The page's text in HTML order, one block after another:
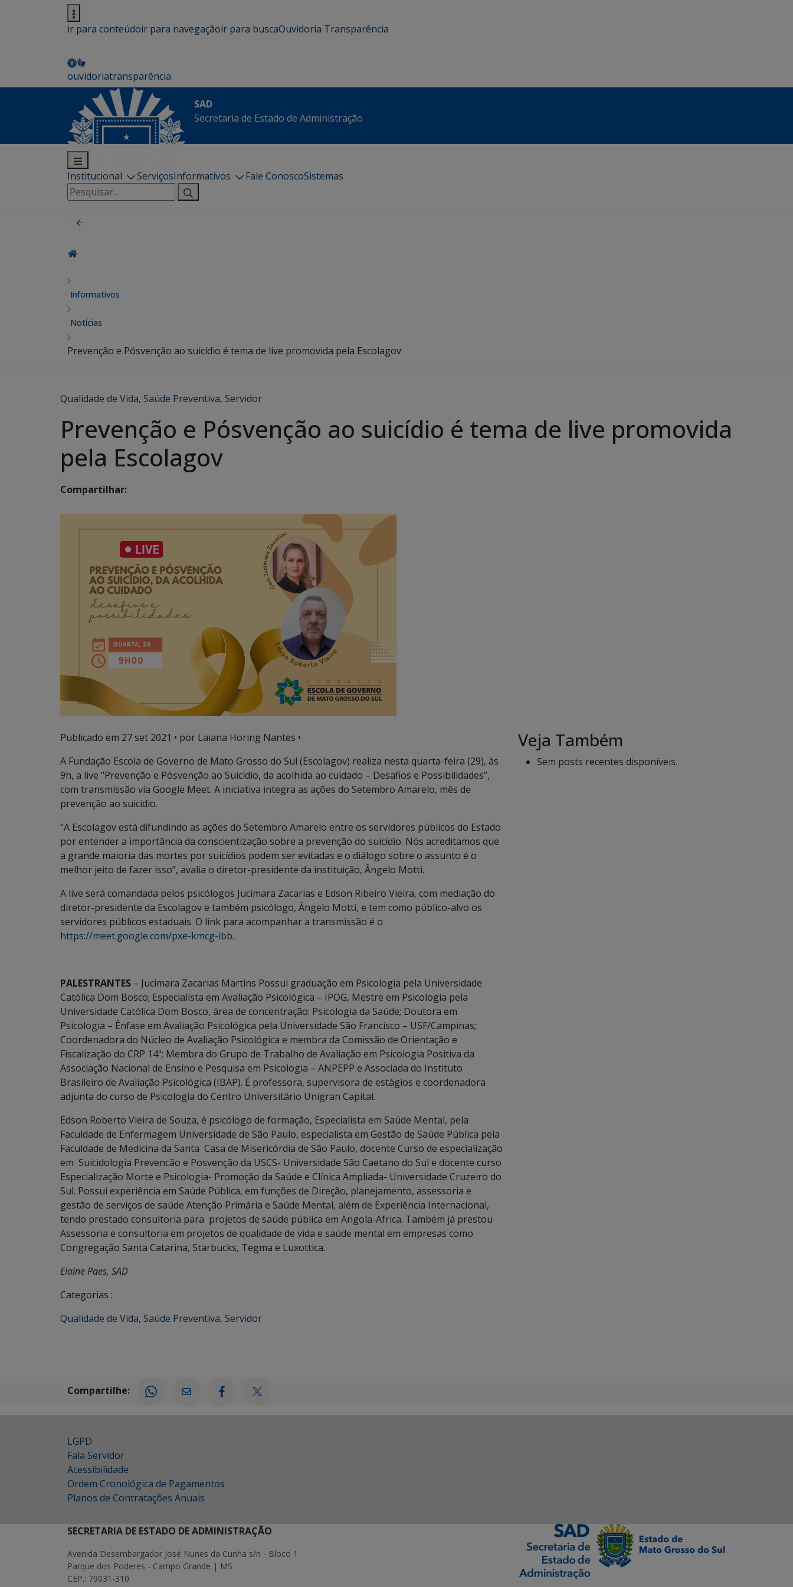
ir para conteúdoir para navegaçãoir para buscaOuvidoria Transparência
ouvidoriatransparência
SAD
Secretaria de Estado de Administração
Institucional ServiçosInformativos Fale ConoscoSistemas
Pesquisar
por:
Informativos
Notícias
Prevenção e Pósvenção ao suicídio é tema de live promovida pela Escolagov
Qualidade de Vida, Saúde Preventiva, Servidor
Prevenção e Pósvenção ao suicídio é tema de live promovida
pela Escolagov
Compartilhar:
Publicado em 27 set 2021 • por Laiana Horing Nantes •
A Fundação Escola de Governo de Mato Grosso do Sul (Escolagov) realiza nesta quarta-feira (29), às
9h, a live “Prevenção e Pósvenção ao Suicídio, da acolhida ao cuidado – Desafios e Possibilidades”,
com transmissão via Google Meet. A iniciativa integra as ações do Setembro Amarelo, mês de
prevenção ao suicídio.
“A Escolagov está difundindo as ações do Setembro Amarelo entre os servidores públicos do Estado
por entender a importância da conscientização sobre a prevenção do suicídio. Nós acreditamos que
a grande maioria das mortes por suicídios podem ser evitadas e o diálogo sobre o assunto é o
melhor jeito de fazer isso”, avalia o diretor-presidente da instituição, Ângelo Motti.
A live será comandada pelos psicólogos Jucimara Zacarias e Edson Ribeiro Vieira, com mediação do
diretor-presidente da Escolagov e também psicólogo, Ângelo Motti, e tem como público-alvo os
servidores públicos estaduais. O link para acompanhar a transmissão é o
https://meet.google.com/pxe-kmcg-ibb.
PALESTRANTES – Jucimara Zacarias Martins Possui graduação em Psicologia pela Universidade
Católica Dom Bosco; Especialista em Avaliação Psicológica – IPOG, Mestre em Psicologia pela
Universidade Católica Dom Bosco, área de concentração: Psicologia da Saúde; Doutora em
Psicologia – Ênfase em Avaliação Psicológica pela Universidade São Francisco – USF/Campinas;
Coordenadora do Núcleo de Avaliação Psicológica e membra da Comissão de Orientação e
Fiscalização do CRP 14ª; Membra do Grupo de Trabalho de Avaliação em Psicologia Positiva da
Associação Nacional de Ensino e Pesquisa em Psicologia – ANPEPP e Associada do Instituto
Brasileiro de Avaliação Psicológica (IBAP). É professora, supervisora de estágios e coordenadora
adjunta do curso de Psicologia do Centro Universitário Unigran Capital.
Edson Roberto Vieira de Souza, é psicólogo de formação, Especialista em Saúde Mental, pela
Faculdade de Enfermagem Universidade de São Paulo, especialista em Gestão de Saúde Pública pela
Faculdade de Medicina da Santa Casa de Misericórdia de São Paulo, docente Curso de especialização
em Suicidologia Prevencão e Posvenção da USCS- Universidade São Caetano do Sul e docente curso
Especialização Morte e Psicologia- Promoção da Saúde e Clínica Ampliada- Universidade Cruzeiro do
Sul. Possui experiência em Saúde Pública, em funções de Direção, planejamento, assessoria e
gestão de serviços de saúde Atenção Primária e Saúde Mental, além de Experiência Internacional,
tendo prestado consultoria para projetos de saúde pública em Angola-Africa. Também já prestou
Assessoria e consultoria em projetos de qualidade de vida e saúde mental em empresas como
Congregação Santa Catarina, Starbucks, Tegma e Luxottica.
Elaine Paes, SAD
Categorias :
Qualidade de Vida, Saúde Preventiva, Servidor
Veja Também
Sem posts recentes disponíveis.
Compartilhe:
LGPD
Fala Servidor
Acessibilidade
Ordem Cronológica de Pagamentos
Planos de Contratações Anuais
SECRETARIA DE ESTADO DE ADMINISTRAÇÃO
Avenida Desembargador José Nunes da Cunha s/n - Bloco 1
Parque dos Poderes - Campo Grande | MS
CEP.: 79031-310